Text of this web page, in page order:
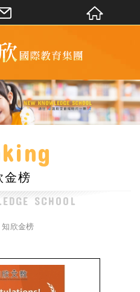
金榜
知欣金榜
入(燈箱)
會員
密碼
查詢
料修改
登出
款通知